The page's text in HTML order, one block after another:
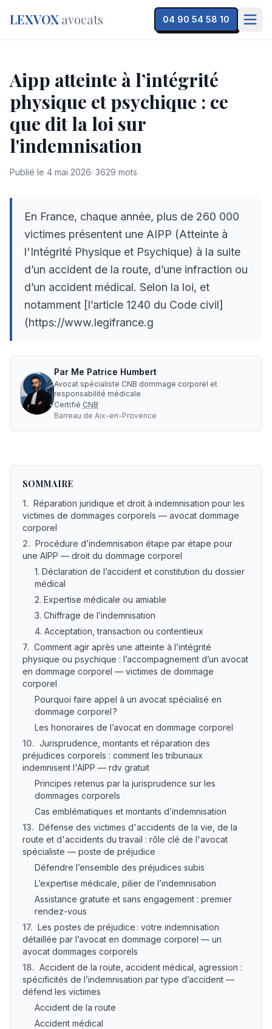
LEXVOX avocats 04 90 54 58 10
Aipp atteinte à l’intégrité
physique et psychique : ce
que dit la loi sur
l'indemnisation
Publié le 4 mai 2026· 3629 mots
En France, chaque année, plus de 260 000
victimes présentent une AIPP (Atteinte à
l'Intégrité Physique et Psychique) à la suite
d’un accident de la route, d’une infraction ou
d’un accident médical. Selon la loi, et
notamment [l’article 1240 du Code civil]
(https://www.legifrance.g
Par Me Patrice Humbert
Avocat spécialiste CNB dommage corporel et
responsabilité médicale
Certifié CNB
Barreau de Aix-en-Provence
SOMMAIRE
1. Réparation juridique et droit à indemnisation pour les
victimes de dommages corporels — avocat dommage
corporel
2. Procédure d’indemnisation étape par étape pour
une AIPP — droit du dommage corporel
1. Déclaration de l’accident et constitution du dossier
médical
2. Expertise médicale ou amiable
3. Chiffrage de l’indemnisation
4. Acceptation, transaction ou contentieux
7. Comment agir après une atteinte à l’intégrité
physique ou psychique : l’accompagnement d’un avocat
en dommage corporel — victimes de dommage
corporel
Pourquoi faire appel à un avocat spécialisé en
dommage corporel ?
Les honoraires de l’avocat en dommage corporel
10. Jurisprudence, montants et réparation des
préjudices corporels : comment les tribunaux
indemnisent l'AIPP — rdv gratuit
Principes retenus par la jurisprudence sur les
dommages corporels
Cas emblématiques et montants d’indemnisation
13. Défense des victimes d'accidents de la vie, de la
route et d'accidents du travail : rôle clé de l'avocat
spécialiste — poste de préjudice
Défendre l’ensemble des préjudices subis
L’expertise médicale, pilier de l’indemnisation
Assistance gratuite et sans engagement : premier
rendez-vous
17. Les postes de préjudice : votre indemnisation
détaillée par l’avocat en dommage corporel — un
avocat dommages corporels
18. Accident de la route, accident médical, agression :
spécificités de l’indemnisation par type d’accident —
défend les victimes
Accident de la route
Accident médical